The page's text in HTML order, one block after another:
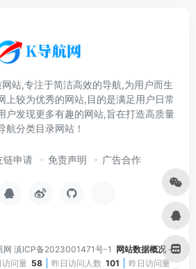
站,专注于简洁高效的导航,为用户而生
上较为优秀的网站,目的是满足用户日常
户发现更多有趣的网站,旨在打造高质量
航分类目录网站！
链申请 免责声明 广告合作
网 滇ICP备2023001471号-1 网站数据概况 -
访问量 58 昨日访问人数 101 昨日访问量